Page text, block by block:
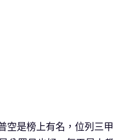
空是榜上有名，位列三